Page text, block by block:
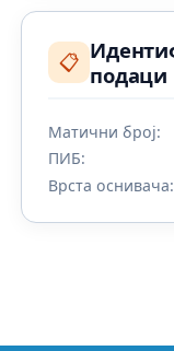
📋 подаци
Матични број:
ПИБ:
Врста оснивача: